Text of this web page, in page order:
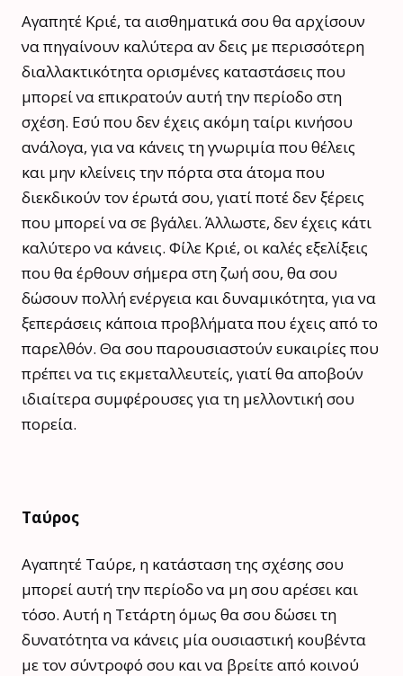
Αγαπητέ Κριέ, τα αισθηματικά σου θα αρχίσουν
να πηγαίνουν καλύτερα αν δεις με περισσότερη
διαλλακτικότητα ορισμένες καταστάσεις που
μπορεί να επικρατούν αυτή την περίοδο στη
σχέση. Εσύ που δεν έχεις ακόμη ταίρι κινήσου
ανάλογα, για να κάνεις τη γνωριμία που θέλεις
και μην κλείνεις την πόρτα στα άτομα που
διεκδικούν τον έρωτά σου, γιατί ποτέ δεν ξέρεις
που μπορεί να σε βγάλει. Άλλωστε, δεν έχεις κάτι
καλύτερο να κάνεις. Φίλε Κριέ, οι καλές εξελίξεις
που θα έρθουν σήμερα στη ζωή σου, θα σου
δώσουν πολλή ενέργεια και δυναμικότητα, για να
ξεπεράσεις κάποια προβλήματα που έχεις από το
παρελθόν. Θα σου παρουσιαστούν ευκαιρίες που
πρέπει να τις εκμεταλλευτείς, γιατί θα αποβούν
ιδιαίτερα συμφέρουσες για τη μελλοντική σου
πορεία.
Ταύρος
Αγαπητέ Ταύρε, η κατάσταση της σχέσης σου
μπορεί αυτή την περίοδο να μη σου αρέσει και
τόσο. Αυτή η Τετάρτη όμως θα σου δώσει τη
δυνατότητα να κάνεις μία ουσιαστική κουβέντα
με τον σύντροφό σου και να βρείτε από κοινού